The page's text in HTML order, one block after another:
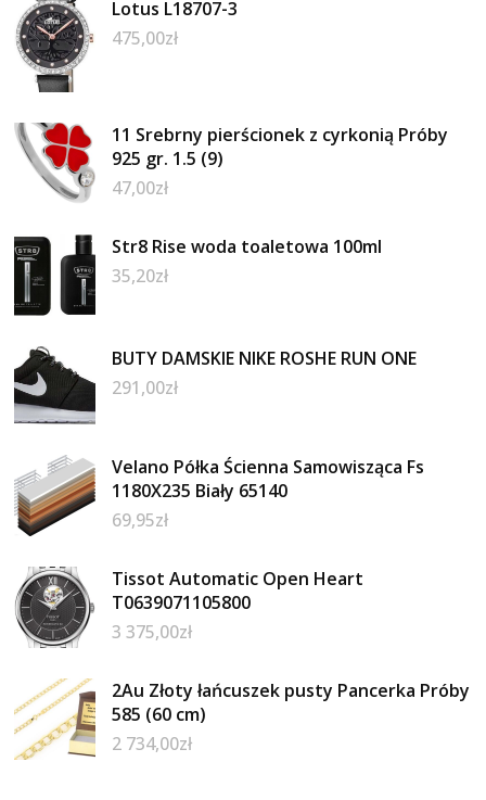
Lotus L18707-3
475,00zł
11 Srebrny pierścionek z cyrkonią Próby
925 gr. 1.5 (9)
47,00zł
Str8 Rise woda toaletowa 100ml
35,20zł
BUTY DAMSKIE NIKE ROSHE RUN ONE
291,00zł
Velano Półka Ścienna Samowisząca Fs
1180X235 Biały 65140
69,95zł
Tissot Automatic Open Heart
T0639071105800
3 375,00zł
2Au Złoty łańcuszek pusty Pancerka Próby
585 (60 cm)
2 734,00zł